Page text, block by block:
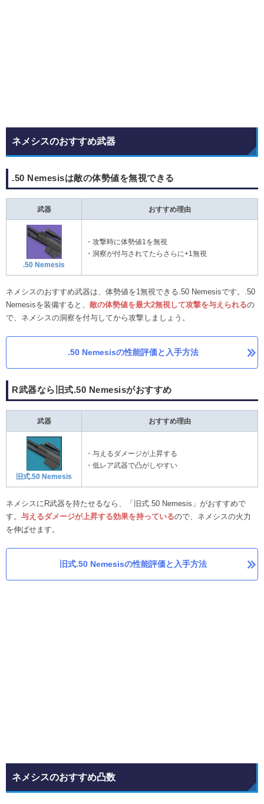
ネメシスのおすすめ武器
.50 Nemesisは敵の体勢値を無視できる
武器 おすすめ理由
.50 Nemesis
・攻撃時に体勢値1を無視
・洞察が付与されてたらさらに+1無視
ネメシスのおすすめ武器は、体勢値を1無視できる.50 Nemesisです。.50
Nemesisを装備すると、 敵の体勢値を最大2無視して攻撃を与えられるの
で、ネメシスの洞察を付与してから攻撃しましょう。
.50 Nemesisの性能評価と入手方法
R武器なら旧式.50 Nemesisがおすすめ
武器 おすすめ理由
旧式.50 Nemesis
・与えるダメージが上昇する
・低レア武器で凸がしやすい
ネメシスにR武器を持たせるなら、「旧式.50 Nemesis」がおすすめで
す。 与えるダメージが上昇する効果を持っているので、ネメシスの火力
を伸ばせます。
旧式.50 Nemesisの性能評価と入手方法
ネメシスのおすすめ凸数